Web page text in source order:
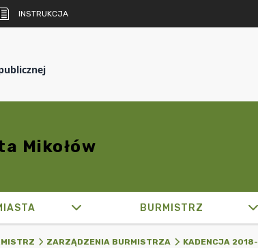
INSTRUKCJA
Mikołów
BURMISTRZ
ZARZĄDZENIA BURMISTRZA KADENCJA